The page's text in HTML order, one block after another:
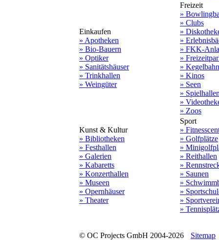
Einkaufen
» Apotheken
» Bio-Bauern
» Optiker
» Sanitätshäuser
» Trinkhallen
» Weingüter
Freizeit
»
» Clubs
»
»
» FKK-
»
»
» Kinos
» Seen
»
»
» Zoos
Kunst & Kultur
» Bibliotheken
» Festhallen
» Galerien
» Kabaretts
» Konzerthallen
» Museen
» Opernhäuser
» Theater
Sport
»
» Golfplätze
»
» Reithallen
»
» Saunen
»
»
»
»
© OC Projects GmbH 2004-2026 Sitemap